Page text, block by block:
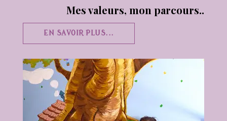
Mes valeurs, mon parcours..
EN SAVOIR PLUS...